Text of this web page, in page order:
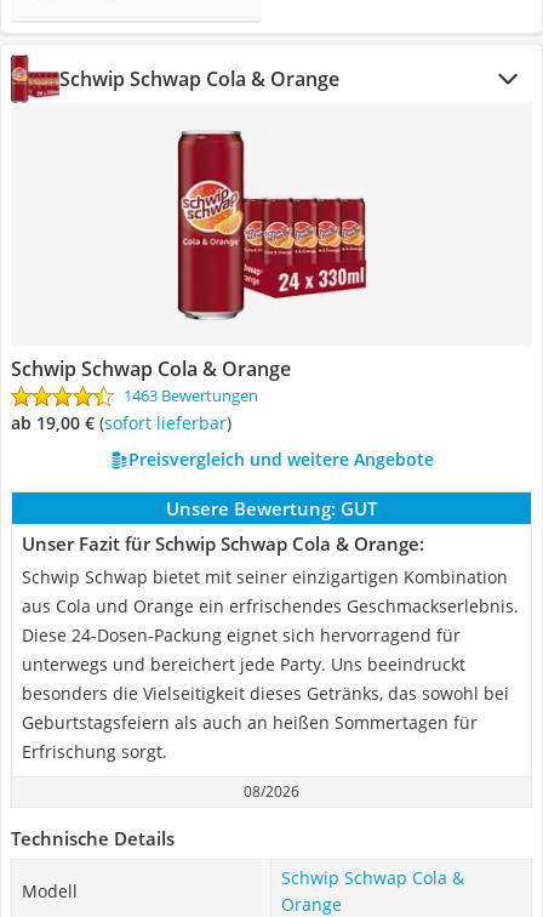
Schwip Schwap Cola & Orange
Schwip Schwap Cola & Orange
1463 Bewertungen
ab 19,00 € ( Sofort lieferbar)
Preisvergleich und weitere Angebote
Unsere Bewertung: GUT
Unser Fazit für Schwip Schwap Cola & Orange:
Schwip Schwap bietet mit seiner einzigartigen Kombination
aus Cola und Orange ein erfrischendes Geschmackserlebnis.
Diese 24-Dosen-Packung eignet sich hervorragend für
unterwegs und bereichert jede Party. Uns beeindruckt
besonders die Vielseitigkeit dieses Getränks, das sowohl bei
Geburtstagsfeiern als auch an heißen Sommertagen für
Erfrischung sorgt.
08/2026
Technische Details
Modell
Schwip Schwap Cola &
Orange